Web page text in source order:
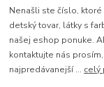
Nenašli ste číslo,
detský tovar, látky s
našej eshop ponuke.
kontaktujte nás
najpredávanejší ... celý